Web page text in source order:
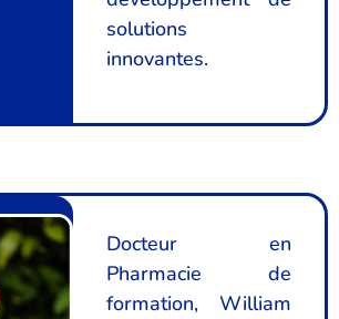
solutions
innovantes.
Docteur en
Pharmacie de
formation, William